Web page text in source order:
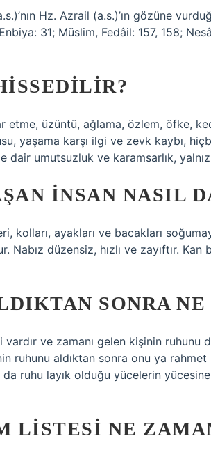
Hz. Azrail (a.s.)’ın gözüne
31; Müslim, Fedâil: 157, 158;
etme, üzüntü, ağlama, özlem, öfke,
yaşama karşı ilgi ve zevk kaybı,
dair umutsuzluk ve karamsarlık,
INSAN NASIL
kolları, ayakları ve bacakları
düzensiz, hızlı ve zayıftır. Kan
SONRA NE
ve zamanı gelen kişinin ruhunu
ruhunu aldıktan sonra onu ya
ruhu layık olduğu yücelerin yücesine
LISTESI NE